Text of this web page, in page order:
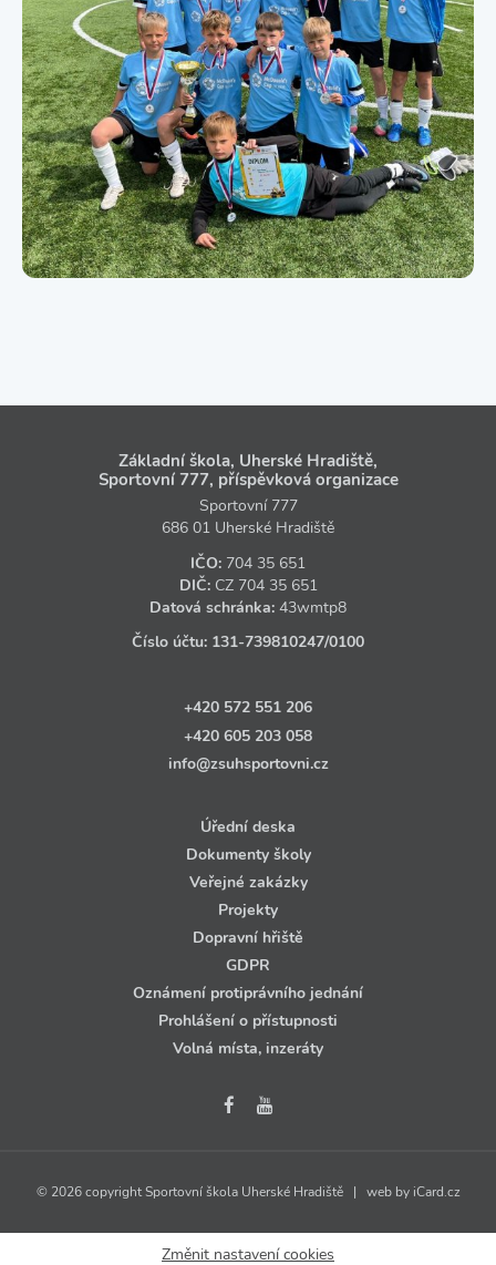
Základní škola, Uherské Hradiště,
Sportovní 777, příspěvková organizace
Sportovní 777
686 01 Uherské Hradiště
IČO: 704 35 651
DIČ: CZ 704 35 651
Datová schránka: 43wmtp8
Číslo účtu: 131‑739810247/0100
+420 572 551 206
+420 605 203 058
info@zsuhsportovni.cz
Úřední deska
Dokumenty školy
Veřejné zakázky
Projekty
Dopravní hřiště
GDPR
Oznámení protiprávního jednání
Prohlášení o přístupnosti
Volná místa, inzeráty
© 2026 copyright Sportovní škola Uherské Hradiště | web by iCard.cz
Změnit nastavení cookies